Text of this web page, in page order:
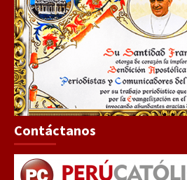
Contáctanos